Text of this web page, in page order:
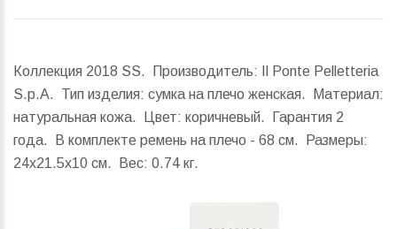
Коллекция 2018 SS. Производитель: Il Ponte Pelletteria
S.p.A. Тип изделия: сумка на плечо женская. Материал:
натуральная кожа. Цвет: коричневый. Гарантия 2
года. В комплекте ремень на плечо - 68 см.
Размеры:
24x21.5x10 см.
Вес: 0.74 кг.